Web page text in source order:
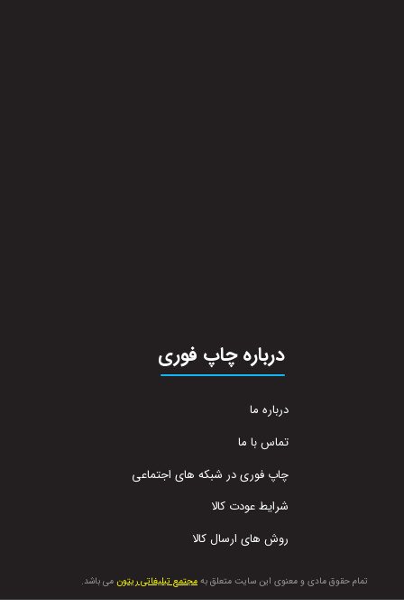
تمام حقوق مادی و معنوی این سایت متعلق به مجتمع تبلیغاتی ریتون می باشد.
درباره چاپ فوری
درباره ما
تماس با ما
چاپ فوری در شبکه های اجتماعی
شرایط عودت کالا
روش های ارسال کالا